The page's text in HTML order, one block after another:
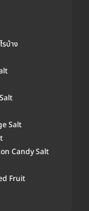
บ้าง
Salt
Candy Salt
Fruit